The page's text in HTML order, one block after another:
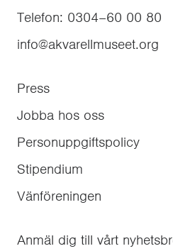
Telefon: 0304–60 00 80
info@akvarellmuseet.org
Press
Jobba hos oss
Personuppgiftspolicy
Stipendium
Vänföreningen
Anmäl dig till vårt